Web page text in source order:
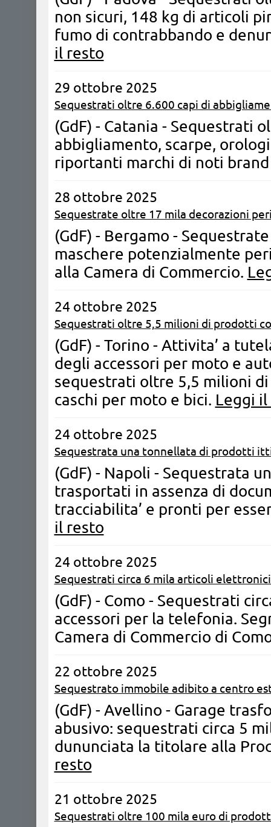
non sicuri, 148 kg di articoli
fumo di contrabbando e
il resto
29 ottobre 2025
Sequestrati oltre 6.600 capi di
(GdF) - Catania - Sequestrati
abbigliamento, scarpe,
riportanti marchi di noti
28 ottobre 2025
Sequestrate oltre 17 mila decorazioni
(GdF) - Bergamo -
maschere potenzialmente
alla Camera di Commercio.
24 ottobre 2025
Sequestrati oltre 5,5 milioni di prodotti
(GdF) - Torino - Attivita’ a
degli accessori per moto e
sequestrati oltre 5,5 milioni
caschi per moto e bici. Leggi
24 ottobre 2025
Sequestrata una tonnellata di prodotti
(GdF) - Napoli - Sequestrata
trasportati in assenza di
tracciabilita’ e pronti per
il resto
24 ottobre 2025
Sequestrati circa 6 mila articoli elettronici
(GdF) - Como - Sequestrati
accessori per la telefonia.
Camera di Commercio di
22 ottobre 2025
Sequestrato immobile adibito a centro
(GdF) - Avellino - Garage
abusivo: sequestrati circa 5
dununciata la titolare alla
resto
21 ottobre 2025
Sequestrati oltre 100 mila euro di